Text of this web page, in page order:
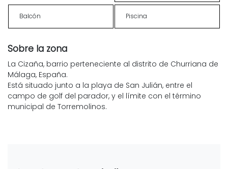
Balcón Piscina
Sobre la zona
La Cizaña, barrio perteneciente al distrito de Churriana de
Málaga, España.
Está situado junto a la playa de San Julián, entre el
campo de golf del parador, y el límite con el término
municipal de Torremolinos.​